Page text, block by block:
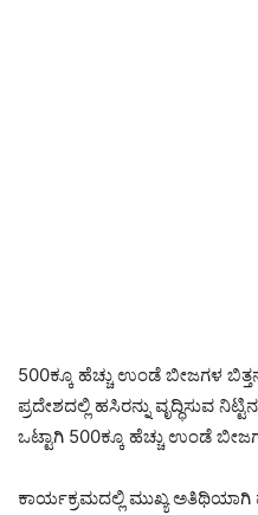
500ಕ್ಕೂ ಹೆಚ್ಚು ಉಂಡೆ ಬೀಜಗಳ
ಪ್ರದೇಶದಲ್ಲಿ ಹಸಿರನ್ನು ವೃದ್ಧಿಸುವ
ಒಟ್ಟಾಗಿ 500ಕ್ಕೂ ಹೆಚ್ಚು ಉಂಡೆ
ಕಾರ್ಯಕ್ರಮದಲ್ಲಿ ಮುಖ್ಯ ಅತಿಥಿಯಾಗಿ